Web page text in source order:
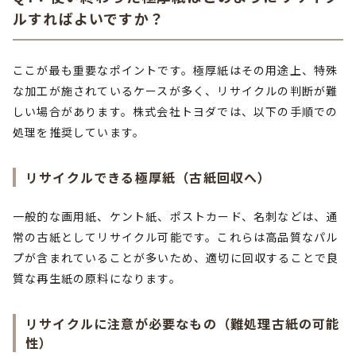
ルすればよいですか？
ここが最も重要なポイントです。極厚紙はその用途上、特殊
な加工が施されているケースが多く、リサイクルの判断が難
しい場合があります。株式会社トヨダでは、以下の手順での
処理を推奨しています。
リサイクルできる極厚紙（古紙回収へ）
一般的な画用紙、ケント紙、ポストカード、名刺などは、通
常の古紙としてリサイクル可能です。これらは高品質なパル
プが含まれていることが多いため、適切に回収することで良
質な再生紙の原料になります。
リサイクルに注意が必要なもの（難処理古紙の可能
性）